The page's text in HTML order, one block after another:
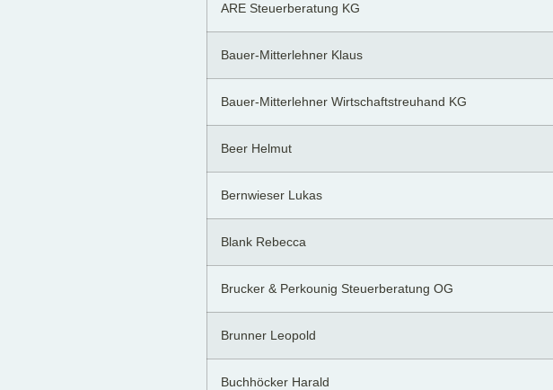
ARE Steuerberatung KG
Bauer-Mitterlehner Klaus
Bauer-Mitterlehner Wirtschaftstreuhand KG
Beer Helmut
Bernwieser Lukas
Blank Rebecca
Brucker & Perkounig Steuerberatung OG
Brunner Leopold
Buchhöcker Harald